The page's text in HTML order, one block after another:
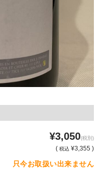
¥3,050(税別)
( 税込 ¥3,355 )
只今お取扱い出来ません